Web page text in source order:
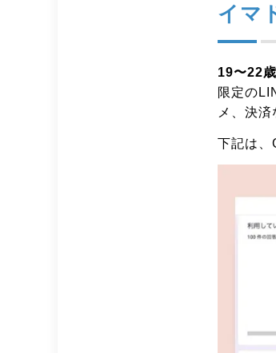
イマ
19〜22
限定の
メ、決
下記は、